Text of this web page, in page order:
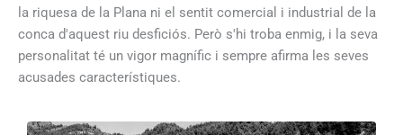
la riquesa de la Plana ni el sentit comercial i industrial de la
conca d'aquest riu desficiós. Però s'hi troba enmig, i la seva
personalitat té un vigor magnífic i sempre afirma les seves
acusades característiques.